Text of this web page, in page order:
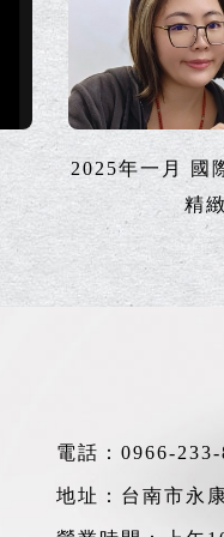
2025年一月 國
精
電話： 0966-233-
地址：台南市永